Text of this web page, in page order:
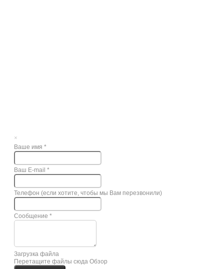
×
Ваше имя *
Ваш E-mail *
Телефон (если хотите, чтобы мы Вам перезвонили)
Сообщение *
Загрузка файла
Перетащите файлы сюда Обзор